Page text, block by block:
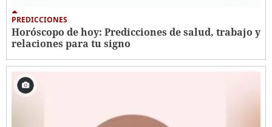
PREDICCIONES
Horóscopo de hoy: Predicciones de salud, trabajo y
relaciones para tu signo